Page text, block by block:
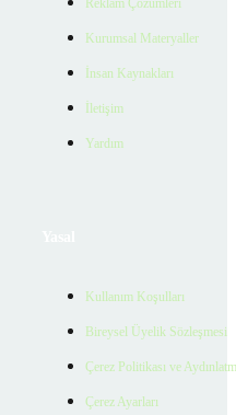
Reklam Çözümleri
Kurumsal Materyaller
İnsan Kaynakları
İletişim
Yardım
Kullanım Koşulları
Bireysel Üyelik Sözleşmesi
Çerez Politikası ve
Çerez Ayarları